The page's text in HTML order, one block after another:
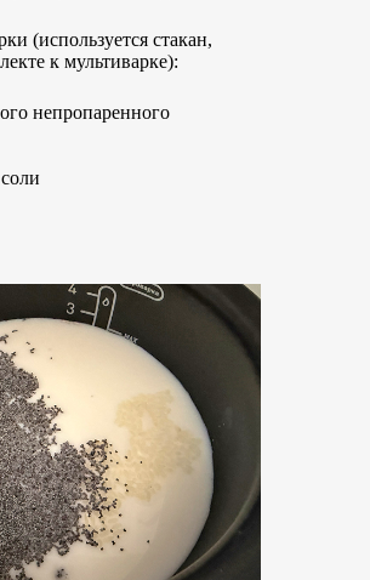
(используется стакан,
к мультиварке):
непропаренного